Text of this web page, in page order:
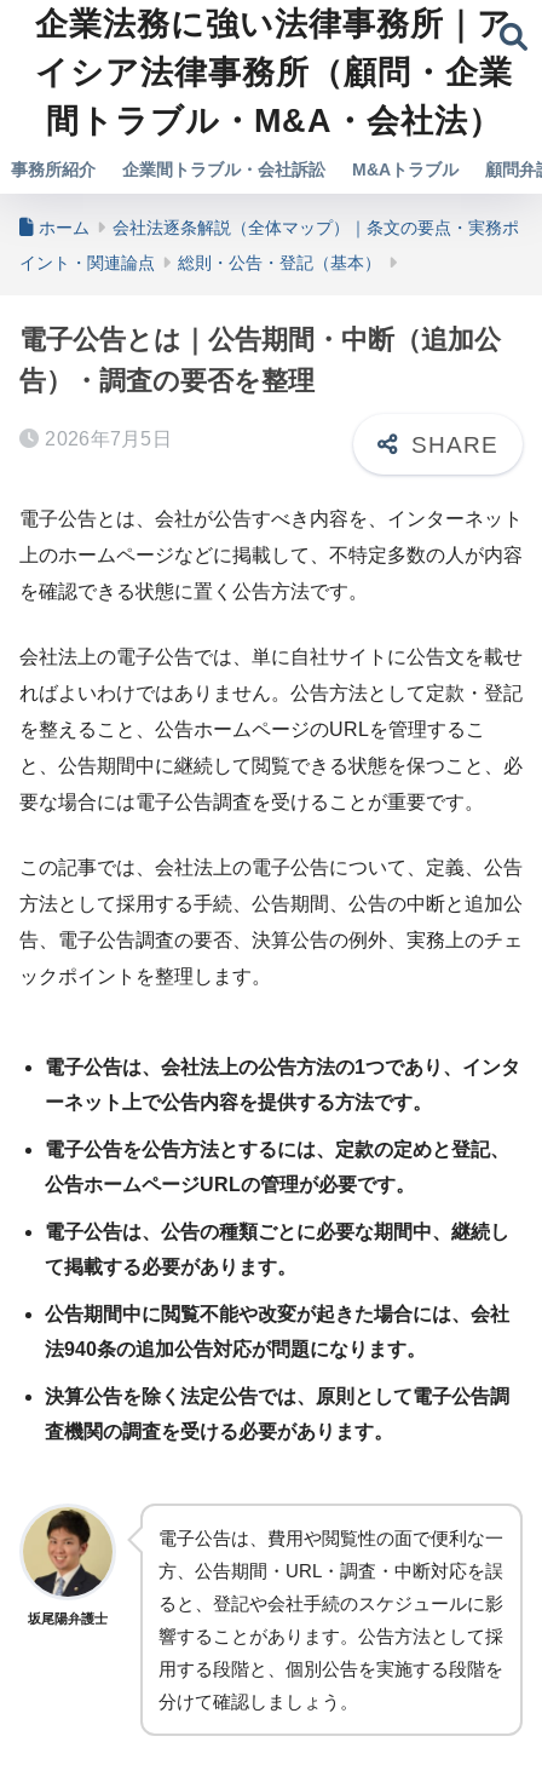
企業法務に強い法律事務所｜ア
イシア法律事務所（顧問・企業
間トラブル・M&A・会社法）
事務所紹介 企業間トラブル・会社訴訟 M&Aトラブル 顧問弁
ホーム
会社法逐条解説（全体マップ）｜条文の要点・実務ポ
イント・関連論点
総則・公告・登記（基本）
電子公告とは｜公告期間・中断（追加公
告）・調査の要否を整理
2026年7月5日
電子公告とは、会社が公告すべき内容を、インターネット
上のホームページなどに掲載して、不特定多数の人が内容
を確認できる状態に置く公告方法です。
会社法上の電子公告では、単に自社サイトに公告文を載せ
ればよいわけではありません。公告方法として定款・登記
を整えること、公告ホームページのURLを管理するこ
と、公告期間中に継続して閲覧できる状態を保つこと、必
要な場合には電子公告調査を受けることが重要です。
この記事では、会社法上の電子公告について、定義、公告
方法として採用する手続、公告期間、公告の中断と追加公
告、電子公告調査の要否、決算公告の例外、実務上のチェ
ックポイントを整理します。
電子公告は、会社法上の公告方法の1つであり、インタ
ーネット上で公告内容を提供する方法です。
電子公告を公告方法とするには、定款の定めと登記、
公告ホームページURLの管理が必要です。
電子公告は、公告の種類ごとに必要な期間中、継続し
て掲載する必要があります。
公告期間中に閲覧不能や改変が起きた場合には、会社
法940条の追加公告対応が問題になります。
決算公告を除く法定公告では、原則として電子公告調
査機関の調査を受ける必要があります。
坂尾陽弁護士
電子公告は、費用や閲覧性の面で便利な一
方、公告期間・URL・調査・中断対応を誤
ると、登記や会社手続のスケジュールに影
響することがあります。公告方法として採
用する段階と、個別公告を実施する段階を
分けて確認しましょう。